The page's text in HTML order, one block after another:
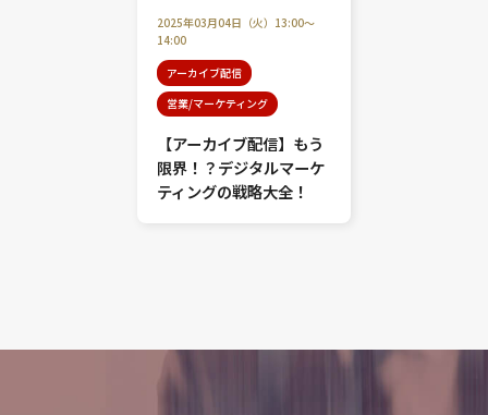
DX/最新技術
のプロフェッショナルが
語る！】“XAI（...
2025年03月04日（火）13:00～
14:00
アーカイブ配信
営業/マーケティング
【アーカイブ配信】もう
限界！？デジタルマーケ
ティングの戦略大全！